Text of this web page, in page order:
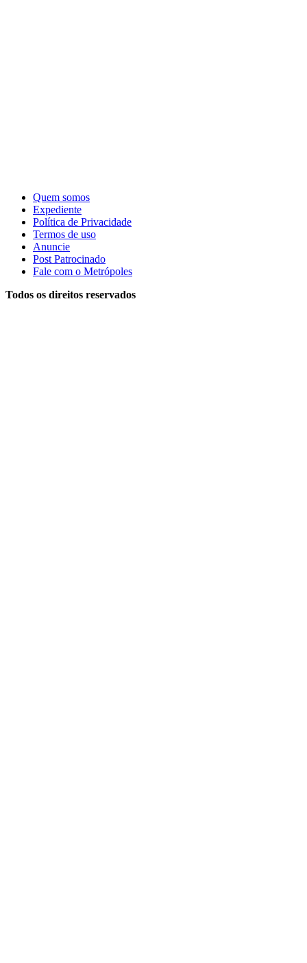
Quem somos
Expediente
Política de Privacidade
Termos de uso
Anuncie
Post Patrocinado
Fale com o Metrópoles
Todos os direitos reservados